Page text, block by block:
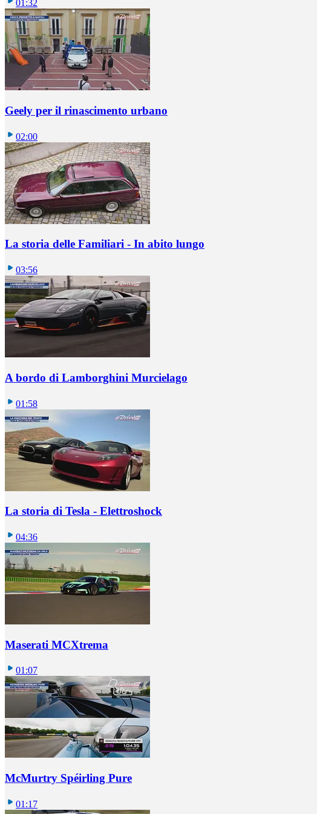
01:32
Geely per il rinascimento urbano
02:00
La storia delle Familiari - In abito lungo
03:56
A bordo di Lamborghini Murcielago
01:58
La storia di Tesla - Elettroshock
04:36
Maserati MCXtrema
01:07
McMurtry Spéirling Pure
01:17